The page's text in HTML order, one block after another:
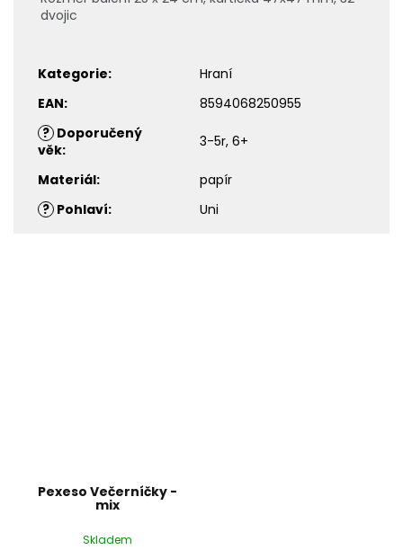
dvojic
Kategorie:
Hraní
EAN:
8594068250955
? Doporučený
věk: 3-5r, 6+
Materiál:
papír
? Pohlaví: Uni
Pexeso Večerníčky -
mix
Skladem